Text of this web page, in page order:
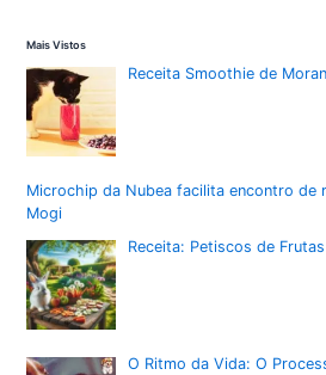
em
pets
Mais Vistos
Receita Smoothie de
Microchip da Nubea facilita encontro de
Mogi
Receita: Petiscos de
O Ritmo da Vida: O